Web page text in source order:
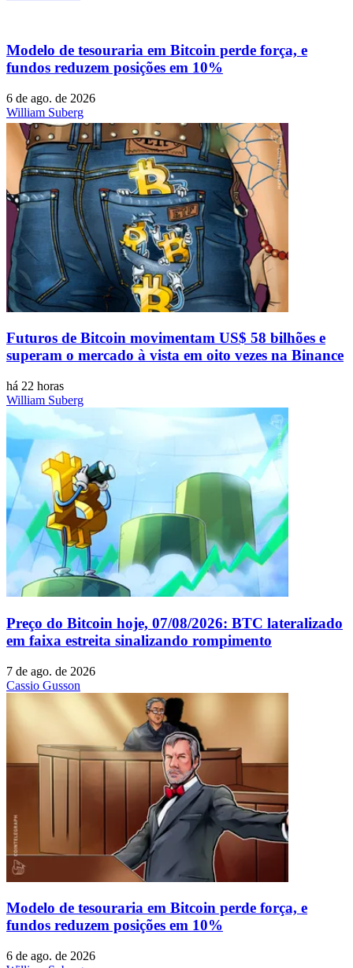
Modelo de tesouraria em Bitcoin perde força, e
fundos reduzem posições em 10%
6 de ago. de 2026
William Suberg
Futuros de Bitcoin movimentam US$ 58 bilhões e
superam o mercado à vista em oito vezes na Binance
há 22 horas
William Suberg
Preço do Bitcoin hoje, 07/08/2026: BTC lateralizado
em faixa estreita sinalizando rompimento
7 de ago. de 2026
Cassio Gusson
Modelo de tesouraria em Bitcoin perde força, e
fundos reduzem posições em 10%
6 de ago. de 2026